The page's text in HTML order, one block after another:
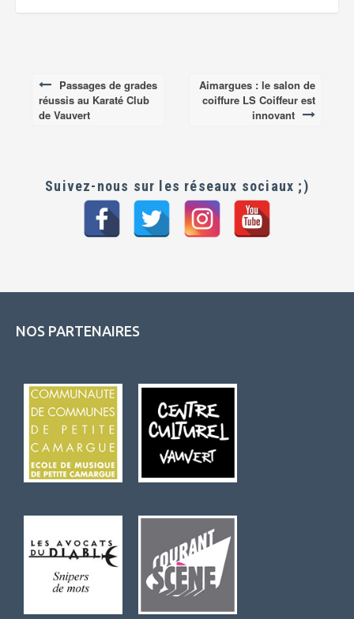
Post
navigation
Passages de grades
réussis au Karaté Club
de Vauvert
Aimargues : le salon de
coiffure LS Coiffeur est
innovant
Suivez-nous sur les réseaux sociaux ;)
NOS PARTENAIRES